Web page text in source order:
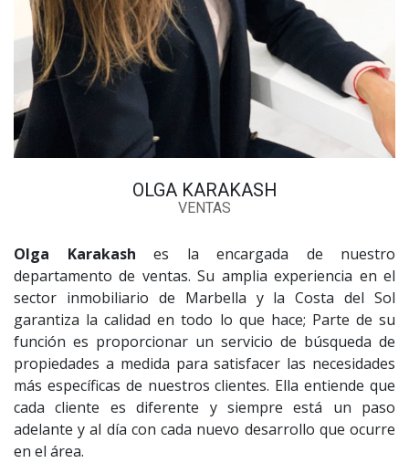
OLGA KARAKASH
VENTAS
Olga Karakash es la encargada de nuestro
departamento de ventas. Su amplia experiencia en el
sector inmobiliario de Marbella y la Costa del Sol
garantiza la calidad en todo lo que hace; Parte de su
función es proporcionar un servicio de búsqueda de
propiedades a medida para satisfacer las necesidades
más específicas de nuestros clientes. Ella entiende que
cada cliente es diferente y siempre está un paso
adelante y al día con cada nuevo desarrollo que ocurre
en el área.